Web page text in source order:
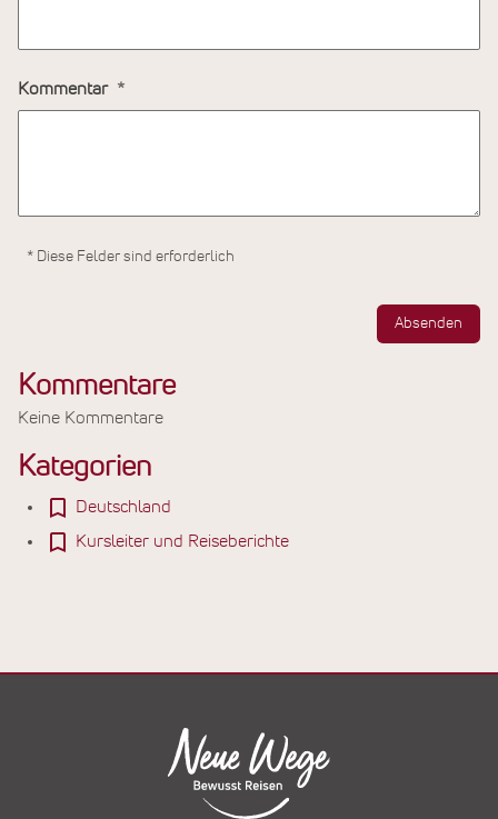
Kommentar
* Diese Felder sind erforderlich
Absenden
Kommentare
Keine Kommentare
Kategorien
Deutschland
Kursleiter und Reiseberichte